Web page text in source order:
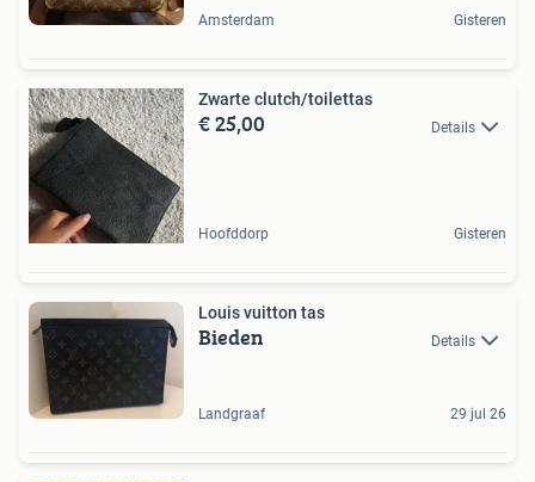
Amsterdam Gisteren
Zwarte clutch/toilettas
€ 25,00 Details
Hoofddorp Gisteren
Louis vuitton tas
Bieden Details
Landgraaf 29 jul 26